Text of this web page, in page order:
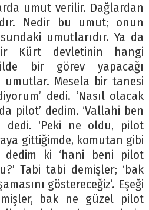
umut verilir. Dağlardan
Nedir bu umut; onun
umutlarıdır. Ya da
Kürt devletinin hangi
bir görev yapacağı
umutlar. Mesela bir tanesi
dedi. ‘Nasıl olacak
pilot’ dedim. ‘Vallahi ben
dedi. ‘Peki ne oldu, pilot
gittiğimde, komutan gibi
dedim ki ‘hani beni pilot
Tabi tabi demişler; ‘bak
göstereceğiz’. Eşeği
bak ne güzel pilot